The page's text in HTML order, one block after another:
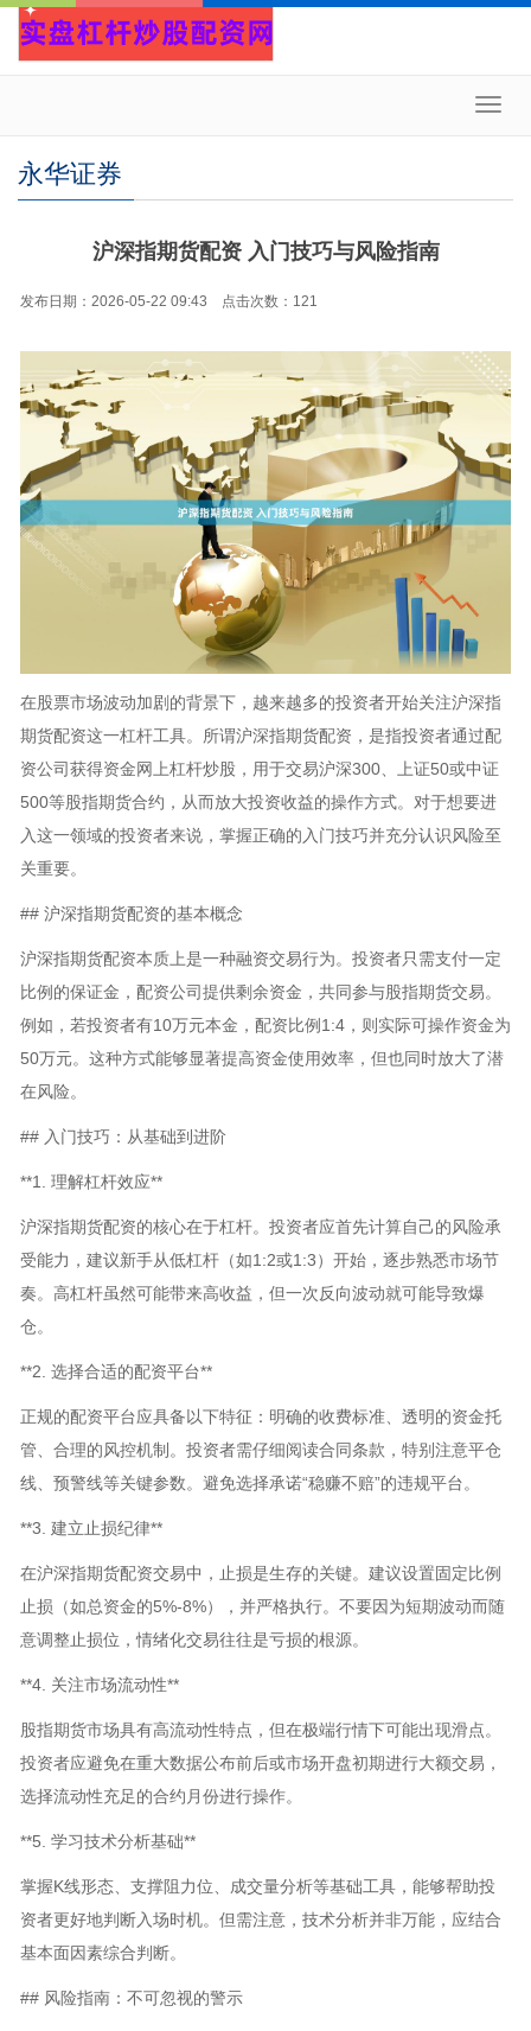
永华证券
沪深指期货配资 入门技巧与风险指南
发布日期：2026-05-22 09:43 点击次数：121
在股票市场波动加剧的背景下，越来越多的投资者开始关注沪深指
期货配资这一杠杆工具。所谓沪深指期货配资，是指投资者通过配
资公司获得资金网上杠杆炒股，用于交易沪深300、上证50或中证
500等股指期货合约，从而放大投资收益的操作方式。对于想要进
入这一领域的投资者来说，掌握正确的入门技巧并充分认识风险至
关重要。
## 沪深指期货配资的基本概念
沪深指期货配资本质上是一种融资交易行为。投资者只需支付一定
比例的保证金，配资公司提供剩余资金，共同参与股指期货交易。
例如，若投资者有10万元本金，配资比例1:4，则实际可操作资金为
50万元。这种方式能够显著提高资金使用效率，但也同时放大了潜
在风险。
## 入门技巧：从基础到进阶
**1. 理解杠杆效应**
沪深指期货配资的核心在于杠杆。投资者应首先计算自己的风险承
受能力，建议新手从低杠杆（如1:2或1:3）开始，逐步熟悉市场节
奏。高杠杆虽然可能带来高收益，但一次反向波动就可能导致爆
仓。
**2. 选择合适的配资平台**
正规的配资平台应具备以下特征：明确的收费标准、透明的资金托
管、合理的风控机制。投资者需仔细阅读合同条款，特别注意平仓
线、预警线等关键参数。避免选择承诺“稳赚不赔”的违规平台。
**3. 建立止损纪律**
在沪深指期货配资交易中，止损是生存的关键。建议设置固定比例
止损（如总资金的5%-8%），并严格执行。不要因为短期波动而随
意调整止损位，情绪化交易往往是亏损的根源。
**4. 关注市场流动性**
股指期货市场具有高流动性特点，但在极端行情下可能出现滑点。
投资者应避免在重大数据公布前后或市场开盘初期进行大额交易，
选择流动性充足的合约月份进行操作。
**5. 学习技术分析基础**
掌握K线形态、支撑阻力位、成交量分析等基础工具，能够帮助投
资者更好地判断入场时机。但需注意，技术分析并非万能，应结合
基本面因素综合判断。
## 风险指南：不可忽视的警示